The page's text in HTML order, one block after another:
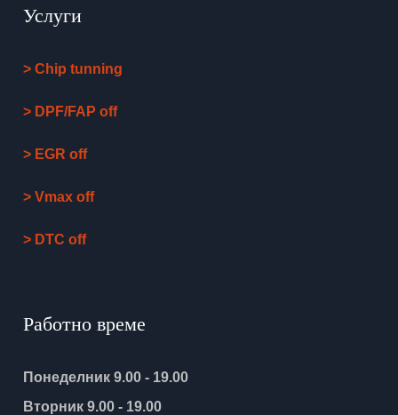
Услуги
> Chip tunning
> DPF/FAP off
> EGR off
> Vmax off
> DTC off
Работно време
Понеделник 9.00 - 19.00
Вторник 9.00 - 19.00